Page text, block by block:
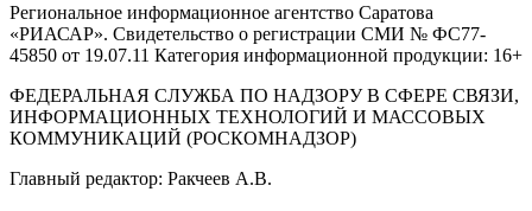
Региональное информационное агентство Саратова
«РИАСАР». Свидетельство о регистрации СМИ № ФС77-
45850 от 19.07.11 Категория информационной продукции: 16+
ФЕДЕРАЛЬНАЯ СЛУЖБА ПО НАДЗОРУ В СФЕРЕ СВЯЗИ,
ИНФОРМАЦИОННЫХ ТЕХНОЛОГИЙ И МАССОВЫХ
КОММУНИКАЦИЙ (РОСКОМНАДЗОР)
Главный редактор: Ракчеев А.В.